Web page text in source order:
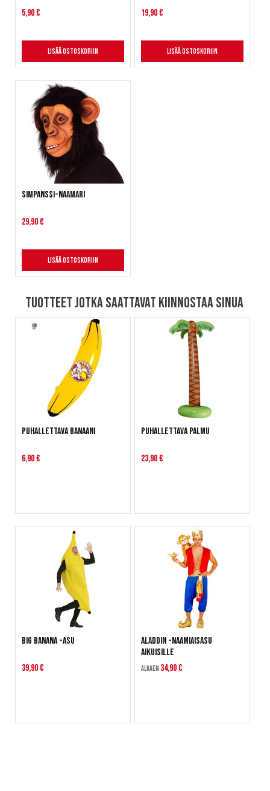
5,90 €
Lisää ostoskoriin
19,90 €
Lisää ostoskoriin
Simpanssi-naamari
29,90 €
Lisää ostoskoriin
Tuotteet jotka saattavat kiinnostaa sinua
Puhallettava banaani
6,90 €
Puhallettava palmu
23,90 €
Big Banana -asu
39,90 €
Aladdin -naamiaisasu
aikuisille
Alkaen 34,90 €